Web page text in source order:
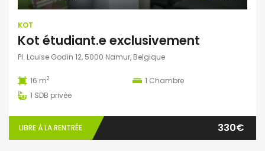
KOT
Kot étudiant.e exclusivement
Pl. Louise Godin 12, 5000 Namur, Belgique
16 m2 1 Chambre
1 SDB privée
LIBRE À LA RENTRÉE 330€